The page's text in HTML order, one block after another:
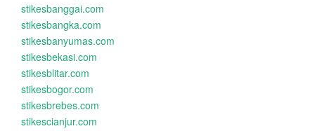
stikesbanggai.com
stikesbangka.com
stikesbanyumas.com
stikesbekasi.com
stikesblitar.com
stikesbogor.com
stikesbrebes.com
stikescianjur.com